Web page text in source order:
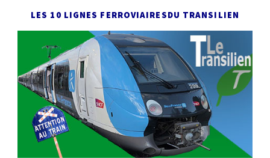
LES 10 LIGNES FERROVIAIRESDU TRANSILIEN